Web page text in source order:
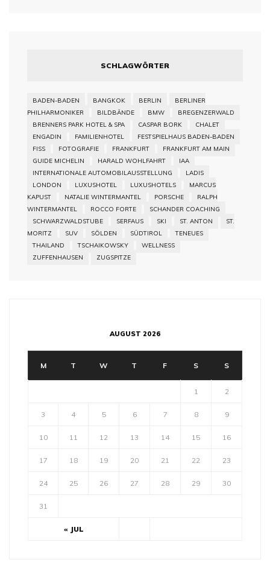
SCHLAGWÖRTER
BADEN-BADEN BANGKOK BERLIN
BERLINER
PHILHARMONIKER
BILDBÄNDE BMW
BREGENZERWALD
BRENNERS PARK HOTEL & SPA
CASPAR BORK
CHALET
ENGADIN
FAMILIENHOTEL
FESTSPIELHAUS BADEN-BADEN
FISS
FOTOGRAFIE FRANKFURT
FRANKFURT AM MAIN
GUIDE MICHELIN
HARALD WOHLFAHRT
IAA
INTERNATIONALE AUTOMOBILAUSSTELLUNG
LADIS
LONDON
LUXUSHOTEL LUXUSHOTELS
MARCUS
KAPUST
NATALIE WINTERMANTEL PORSCHE
RALPH
WINTERMANTEL
ROCCO FORTE
SCHANDER COACHING
SCHWARZWALDSTUBE
SERFAUS SKI ST. ANTON
ST.
MORITZ
SUV SÖLDEN SÜDTIROL
TENEUES
THAILAND
TSCHAIKOWSKY
WELLNESS
ZUFFENHAUSEN
ZUGSPITZE
AUGUST 2026
M T W T F S S
« JUL
1 2
3 4 5 6 7 8 9
10 11 12 13 14 15 16
17 18 19 20 21 22 23
24 25 26 27 28 29 30
31